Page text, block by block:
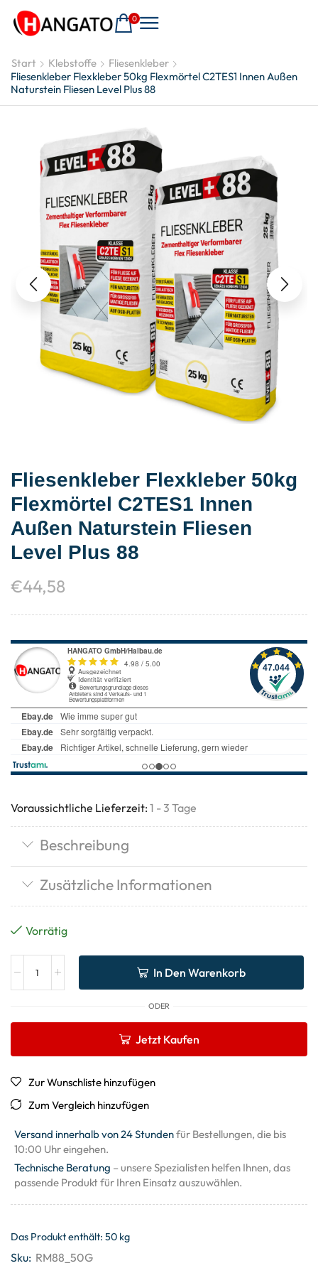
0
Start Klebstoffe
Fliesenkleber
Fliesenkleber Flexkleber 50kg Flexmörtel C2TES1 Innen Außen
Naturstein Fliesen Level Plus 88
Fliesenkleber Flexkleber 50kg
Flexmörtel C2TES1 Innen
Außen Naturstein Fliesen
Level Plus 88
€44,58
Voraussichtliche Lieferzeit: 1 - 3 Tage
Beschreibung
Zusätzliche Informationen
Vorrätig
In Den Warenkorb
ODER
Jetzt Kaufen
Zur Wunschliste hinzufügen
Zum Vergleich hinzufügen
Versand innerhalb von 24 Stundenfür Bestellungen, die bis
10:00 Uhr eingehen.
Technische Beratung – unsere Spezialisten helfen Ihnen, das
passende Produkt für Ihren Einsatz auszuwählen.
Das Produkt enthält: 50 kg
Sku: RM88_50G